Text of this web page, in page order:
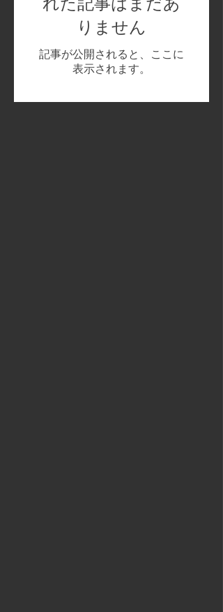
りません
記事が公開されると、ここに
表示されます。